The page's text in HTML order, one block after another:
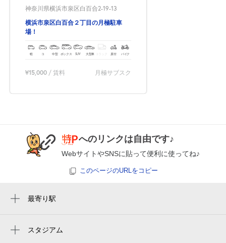
イズをご確認の上、ご利用ください。
神奈川県横浜市泉区白百合2-19-13
横浜市泉区白百合２丁目の月極駐車
場！
軽 コ 中型 ボックス SUV 大型車 トラック 原付 バイク
¥15,000 / 賃料 月極サブスク
へのリンクは自由です♪
WebサイトやSNSに貼って便利に使ってね♪
このページのURLをコピー
最寄り駅
中田駅スタジアム